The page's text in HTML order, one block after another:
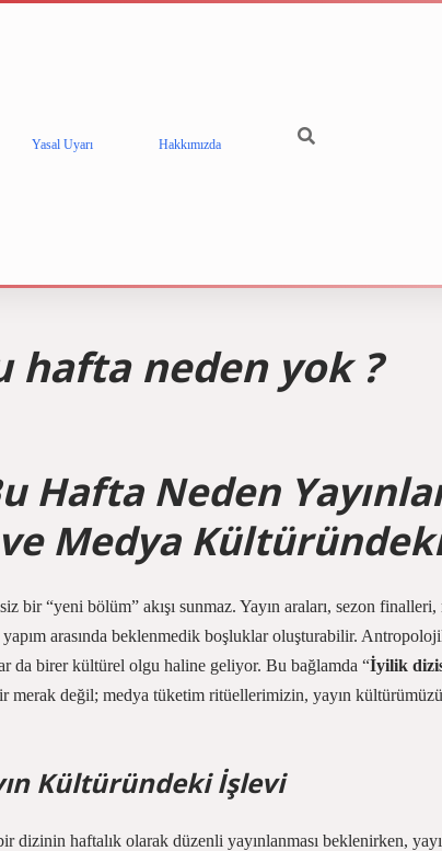
Yasal Uyarı Hakkımızda
hafta neden yok ?
Hafta Neden
ve Medya
bir “yeni bölüm” akışı sunmaz. Yayın araları, sezon
arasında beklenmedik boşluklar oluşturabilir.
da birer kültürel olgu haline geliyor. Bu bağlamda “İyilik
merak değil; medya tüketim ritüellerimizin, yayın
Kültüründeki İşlevi
dizinin haftalık olarak düzenli yayınlanması beklenirken,